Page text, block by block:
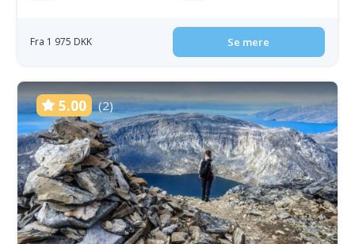
Fra 1 975 DKK Se mere
5.00 (2)